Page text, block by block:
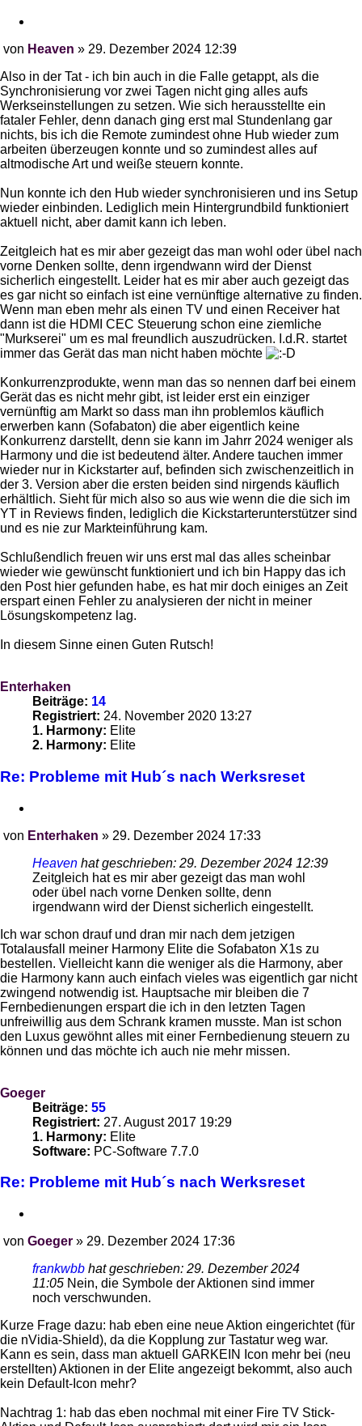
von Heaven » 29. Dezember 2024 12:39
Also in der Tat - ich bin auch in die Falle getappt, als die
Synchronisierung vor zwei Tagen nicht ging alles aufs
Werkseinstellungen zu setzen. Wie sich herausstellte ein
fataler Fehler, denn danach ging erst mal Stundenlang gar
nichts, bis ich die Remote zumindest ohne Hub wieder zum
arbeiten überzeugen konnte und so zumindest alles auf
altmodische Art und weiße steuern konnte.
Nun konnte ich den Hub wieder synchronisieren und ins Setup
wieder einbinden. Lediglich mein Hintergrundbild funktioniert
aktuell nicht, aber damit kann ich leben.
Zeitgleich hat es mir aber gezeigt das man wohl oder übel nach
vorne Denken sollte, denn irgendwann wird der Dienst
sicherlich eingestellt. Leider hat es mir aber auch gezeigt das
es gar nicht so einfach ist eine vernünftige alternative zu finden.
Wenn man eben mehr als einen TV und einen Receiver hat
dann ist die HDMI CEC Steuerung schon eine ziemliche
"Murkserei" um es mal freundlich auszudrücken. I.d.R. startet
immer das Gerät das man nicht haben möchte
Konkurrenzprodukte, wenn man das so nennen darf bei einem
Gerät das es nicht mehr gibt, ist leider erst ein einziger
vernünftig am Markt so dass man ihn problemlos käuflich
erwerben kann (Sofabaton) die aber eigentlich keine
Konkurrenz darstellt, denn sie kann im Jahrr 2024 weniger als
Harmony und die ist bedeutend älter. Andere tauchen immer
wieder nur in Kickstarter auf, befinden sich zwischenzeitlich in
der 3. Version aber die ersten beiden sind nirgends käuflich
erhältlich. Sieht für mich also so aus wie wenn die die sich im
YT in Reviews finden, lediglich die Kickstarterunterstützer sind
und es nie zur Markteinführung kam.
Schlußendlich freuen wir uns erst mal das alles scheinbar
wieder wie gewünscht funktioniert und ich bin Happy das ich
den Post hier gefunden habe, es hat mir doch einiges an Zeit
erspart einen Fehler zu analysieren der nicht in meiner
Lösungskompetenz lag.
In diesem Sinne einen Guten Rutsch!
Enterhaken
Beiträge: 14
Registriert: 24. November 2020 13:27
1. Harmony: Elite
2. Harmony: Elite
Re: Probleme mit Hub´s nach Werksreset
von Enterhaken » 29. Dezember 2024 17:33
Heaven hat geschrieben: 29. Dezember 2024 12:39
Zeitgleich hat es mir aber gezeigt das man wohl
oder übel nach vorne Denken sollte, denn
irgendwann wird der Dienst sicherlich eingestellt.
Ich war schon drauf und dran mir nach dem jetzigen
Totalausfall meiner Harmony Elite die Sofabaton X1s zu
bestellen. Vielleicht kann die weniger als die Harmony, aber
die Harmony kann auch einfach vieles was eigentlich gar nicht
zwingend notwendig ist. Hauptsache mir bleiben die 7
Fernbedienungen erspart die ich in den letzten Tagen
unfreiwillig aus dem Schrank kramen musste. Man ist schon
den Luxus gewöhnt alles mit einer Fernbedienung steuern zu
können und das möchte ich auch nie mehr missen.
Goeger
Beiträge: 55
Registriert: 27. August 2017 19:29
1. Harmony: Elite
Software: PC-Software 7.7.0
Re: Probleme mit Hub´s nach Werksreset
von Goeger » 29. Dezember 2024 17:36
frankwbb hat geschrieben: 29. Dezember 2024
11:05 Nein, die Symbole der Aktionen sind immer
noch verschwunden.
Kurze Frage dazu: hab eben eine neue Aktion eingerichtet (für
die nVidia-Shield), da die Kopplung zur Tastatur weg war.
Kann es sein, dass man aktuell GARKEIN Icon mehr bei (neu
erstellten) Aktionen in der Elite angezeigt bekommt, also auch
kein Default-Icon mehr?
Nachtrag 1: hab das eben nochmal mit einer Fire TV Stick-